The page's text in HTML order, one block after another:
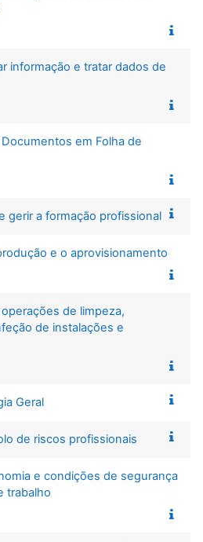
informação e tratar dados de
em Folha de
gerir a formação profissional
e o aprovisionamento
de limpeza,
de instalações e
Geral
de riscos profissionais
e condições de segurança
trabalho